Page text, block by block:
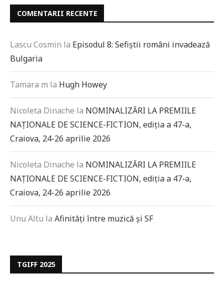
COMENTARII RECENTE
Lascu Cosmin la Episodul 8: Sefiștii români invadează
Bulgaria
Tamara m la Hugh Howey
Nicoleta Dinache la NOMINALIZĂRI LA PREMIILE
NAȚIONALE DE SCIENCE-FICTION, ediția a 47-a,
Craiova, 24-26 aprilie 2026
Nicoleta Dinache la NOMINALIZĂRI LA PREMIILE
NAȚIONALE DE SCIENCE-FICTION, ediția a 47-a,
Craiova, 24-26 aprilie 2026
Unu Altu la Afinități între muzică și SF
TGIFF 2025